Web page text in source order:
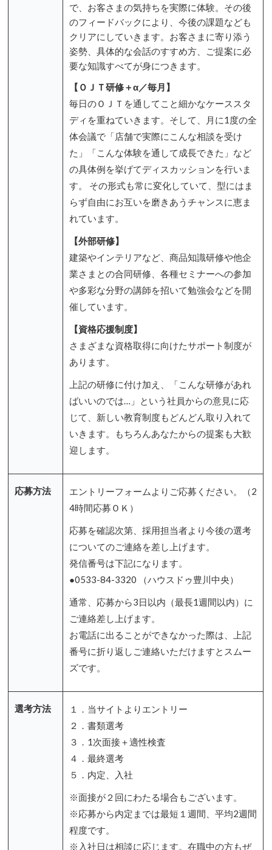
で、お客さまの気持ちを実際に体験。その後
のフィードバックにより、今後の課題なども
クリアにしていきます。お客さまに寄り添う
姿勢、具体的な会話のすすめ方、ご提案に必
要な知識すべてが身につきます。
【ＯＪＴ研修＋α／毎月】
毎日のＯＪＴを通してこと細かなケーススタ
ディを重ねていきます。そして、月に1度の全
体会議で「店舗で実際にこんな相談を受け
た」「こんな体験を通して成長できた」など
の具体例を挙げてディスカッションを行いま
す。 その形式も常に変化していて、型にはま
らず自由にお互いを磨きあうチャンスに恵ま
れています。
【外部研修】
建築やインテリアなど、商品知識研修や他企
業さまとの合同研修、各種セミナーへの参加
や多彩な分野の講師を招いて勉強会などを開
催しています。
【資格応援制度】
さまざまな資格取得に向けたサポート制度が
あります。
上記の研修に付け加え、「こんな研修があれ
ばいいのでは…」という社員からの意見に応
じて、新しい教育制度もどんどん取り入れて
いきます。もちろんあなたからの提案も大歓
迎します。
応募方法
エントリーフォームよりご応募ください。（2
4時間応募ＯＫ）
応募を確認次第、採用担当者より今後の選考
についてのご連絡を差し上げます。
発信番号は下記になります。
●0533-84-3320 （ハウスドゥ豊川中央）
通常、応募から3日以内（最長1週間以内）に
ご連絡差し上げます。
お電話に出ることができなかった際は、上記
番号に折り返しご連絡いただけますとスムー
ズです。
選考方法
１．当サイトよりエントリー
２．書類選考
３．1次面接＋適性検査
４．最終選考
５．内定、入社
※面接が２回にわたる場合もございます。
※応募から内定までは最短１週間、平均2週間
程度です。
※入社日は相談に応じます。在職中の方もぜ